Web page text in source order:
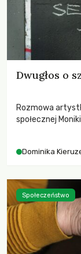
Dwugłos o
Rozmowa
społecznej
Dominika
Społeczeństwo